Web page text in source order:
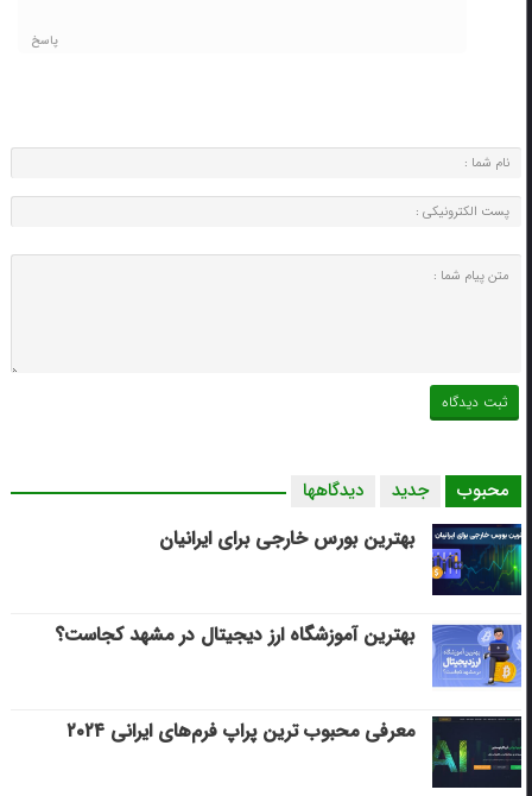
پاسخ
محبوب جدید دیدگاهها
بهترین بورس خارجی برای ایرانیان
بهترین آموزشگاه ارز دیجیتال در مشهد کجاست؟
معرفی محبوب ترین پراپ فرم‌های ایرانی ۲۰۲۴